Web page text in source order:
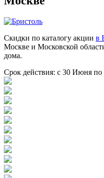
Скидки по каталогу акции в
Москве и Московской
дома.
Срок действия: с 30 Июня